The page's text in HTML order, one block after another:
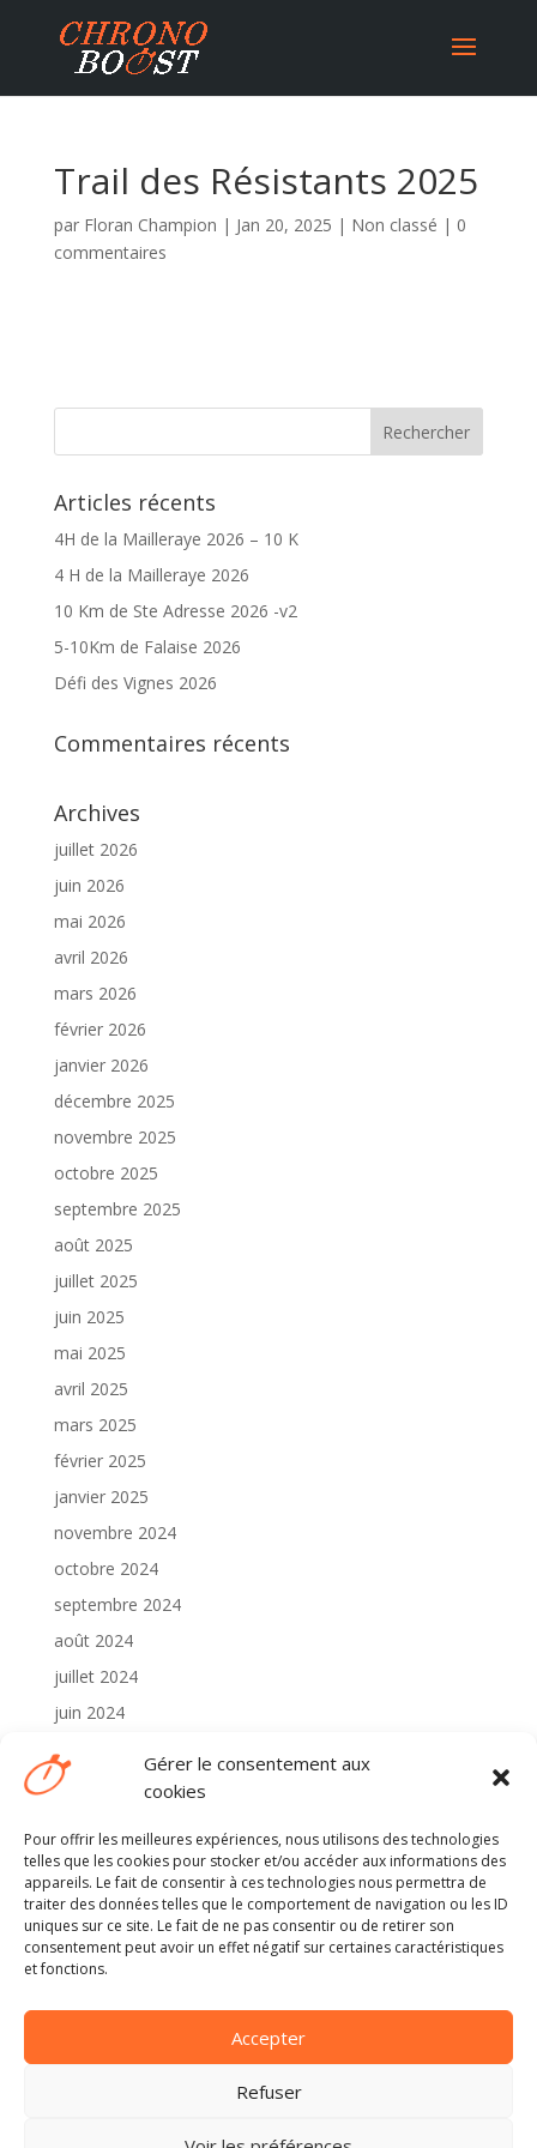
Gérer le consentement aux
cookies
Pour offrir les meilleures expériences, nous utilisons des technologies
telles que les cookies pour stocker et/ou accéder aux informations des
appareils. Le fait de consentir à ces technologies nous permettra de
traiter des données telles que le comportement de navigation ou les ID
uniques sur ce site. Le fait de ne pas consentir ou de retirer son
consentement peut avoir un effet négatif sur certaines caractéristiques
et fonctions.
Accepter
Refuser
Trail des Résistants 2025
par Floran Champion | Jan 20, 2025 | Non classé | 0
commentaires
Articles récents
4H de la Mailleraye 2026 – 10 K
4 H de la Mailleraye 2026
10 Km de Ste Adresse 2026 -v2
5-10Km de Falaise 2026
Défi des Vignes 2026
Commentaires récents
Archives
juillet 2026
juin 2026
mai 2026
avril 2026
mars 2026
février 2026
janvier 2026
décembre 2025
novembre 2025
octobre 2025
septembre 2025
août 2025
juillet 2025
juin 2025
mai 2025
avril 2025
mars 2025
février 2025
janvier 2025
novembre 2024
octobre 2024
septembre 2024
août 2024
juillet 2024
juin 2024
mai 2024
avril 2024
Catégories
2024
Non classé
Méta
Connexion